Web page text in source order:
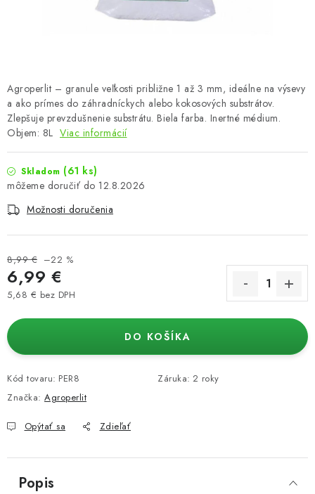
Podmienky o ochrane osobných údajov
Agroperlit – granule veľkosti približne 1 až 3 mm, ideálne na výsevy
a ako prímes do záhradníckych alebo kokosových substrátov.
Zlepšuje prevzdušnenie substrátu. Biela farba. Inertné médium.
Objem: 8L Viac informácií
Skladom (61 ks)
12.8.2026
Možnosti doručenia
8,99 € –22 %
6,99 €
5,68 € bez DPH
DO KOŠÍKA
Kód tovaru: PER8 Záruka: 2 roky
Značka: Agroperlit
Opýtať sa Zdieľať
Popis